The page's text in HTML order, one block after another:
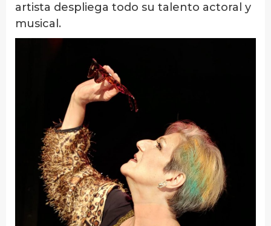
artista despliega todo su talento actoral y
musical.